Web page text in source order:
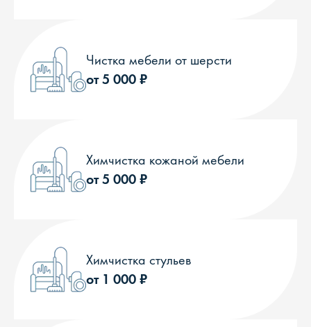
Чистка мебели от шерсти
от 5 000 ₽
Химчистка кожаной мебели
от 5 000 ₽
Химчистка стульев
от 1 000 ₽